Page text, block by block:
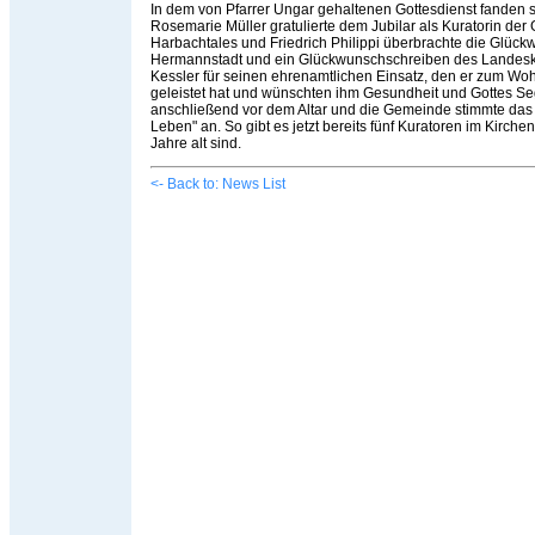
In dem von Pfarrer Ungar gehaltenen Gottesdienst
Rosemarie Müller gratulierte dem Jubilar als Kuratorin der
Harbachtales und Friedrich Philippi überbrachte die
Hermannstadt und ein Glückwunschschreiben des
Kessler für seinen ehrenamtlichen Einsatz, den er zum
geleistet hat und wünschten ihm Gesundheit und Gottes
anschließend vor dem Altar und die Gemeinde stimmte
Leben" an. So gibt es jetzt bereits fünf Kuratoren im
Jahre alt sind.
<- Back to: News List